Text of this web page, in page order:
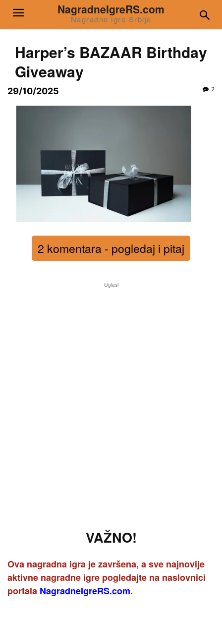
NagradneIgreRS.com
Nagradne igre Srbije
Harper’s BAZAAR Birthday
Giveaway
29/10/2025 2
2 komentara - pogledaj i pitaj
Oglasi
VAŽNO!
Ova nagradna igra je završena, a sve najnovije
aktivne nagradne igre pogledajte na naslovnici
portala NagradneIgreRS.com.